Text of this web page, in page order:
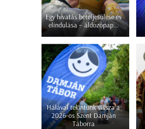
Egy hivatás beteljesülése és
elindulása – áldozópap...
Hálával tekintünk vissza a
2026-os Szent Damján
Táborra